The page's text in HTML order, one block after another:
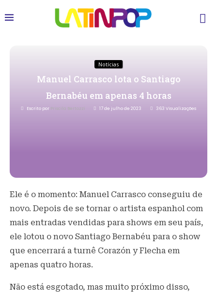
Notícias
Manuel Carrasco lota o Santiago
Bernabéu em apenas 4 horas
Escrito por Priscila Bertozzi 17 de julho de 2023 363 Visualizações
Ele é o momento: Manuel Carrasco conseguiu de
novo. Depois de se tornar o artista espanhol com
mais entradas vendidas para shows em seu país,
ele lotou o novo Santiago Bernabéu para o show
que encerrará a turnê Corazón y Flecha em
apenas quatro horas.
Não está esgotado, mas muito próximo disso,